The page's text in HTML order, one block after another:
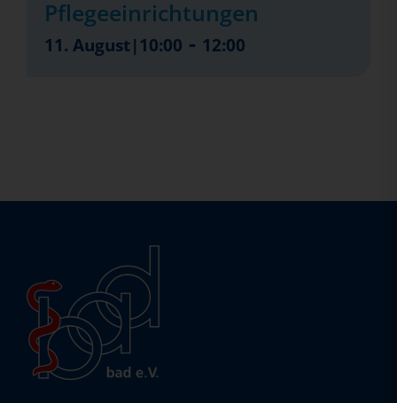
Pflegeeinrichtungen
11. August|10:00 - 12:00